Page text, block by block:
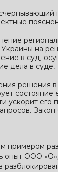
на
в суд,
дела в суде.
решения
состояние
ускорит его
примером
опыт ООО